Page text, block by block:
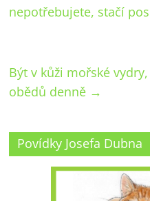
nepotřebujete, stačí
Být v kůži mořské
obědů denně →
Povídky Josefa Dubna